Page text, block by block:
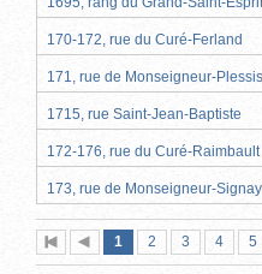
170-172, rue du Curé-Ferland
171, rue de Monseigneur-Plessis
1715, rue Saint-Jean-Baptiste
172-176, rue du Curé-Raimbault
173, rue de Monseigneur-Signay
Première
page
Page
précédente
Page
1 (page
actuelle)
Page
2 Page
3 Page
4 5